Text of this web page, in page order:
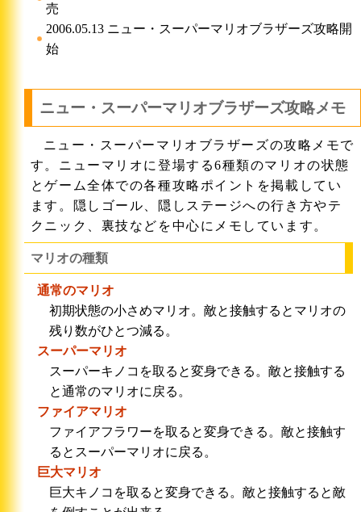
売
2006.05.13 ニュー・スーパーマリオブラザーズ攻略開
始
ニュー・スーパーマリオブラザーズ攻略メモ
ニュー・スーパーマリオブラザーズの攻略メモで
す。ニューマリオに登場する6種類のマリオの状態
とゲーム全体での各種攻略ポイントを掲載してい
ます。隠しゴール、隠しステージへの行き方やテ
クニック、裏技などを中心にメモしています。
マリオの種類
通常のマリオ
初期状態の小さめマリオ。敵と接触するとマリオの
残り数がひとつ減る。
スーパーマリオ
スーパーキノコを取ると変身できる。敵と接触する
と通常のマリオに戻る。
ファイアマリオ
ファイアフラワーを取ると変身できる。敵と接触す
るとスーパーマリオに戻る。
巨大マリオ
巨大キノコを取ると変身できる。敵と接触すると敵